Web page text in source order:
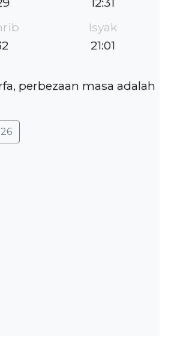
Isyak
21:01
perbezaan masa adalah